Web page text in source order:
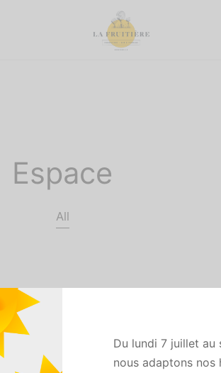
Du lundi 7 juillet au
nous adaptons nos
Espace
All